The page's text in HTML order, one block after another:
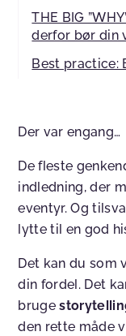
THE BIG
derfor bør din
Best practice:
Der var engang…
De fleste
indledning, der
eventyr. Og
lytte til en god
Det kan du som
din fordel. Det
bruge
den rette måde